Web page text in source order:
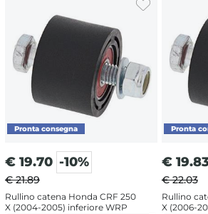
€ 19.70 -10%
€ 21.89
Rullino catena Honda CRF 250
X (2004-2005) inferiore WRP
€
€ 22.03
Rullino
X (2006-